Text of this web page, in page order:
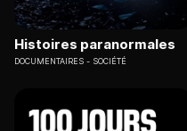
Histoires paranormales
DOCUMENTAIRES SOCIÉTÉ